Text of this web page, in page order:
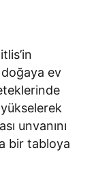
ev
unvanını
bir tabloya